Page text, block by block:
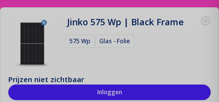
Jinko 575 Wp | Black Frame
575 Wp Glas - Folie
Prijzen niet zichtbaar
Inloggen